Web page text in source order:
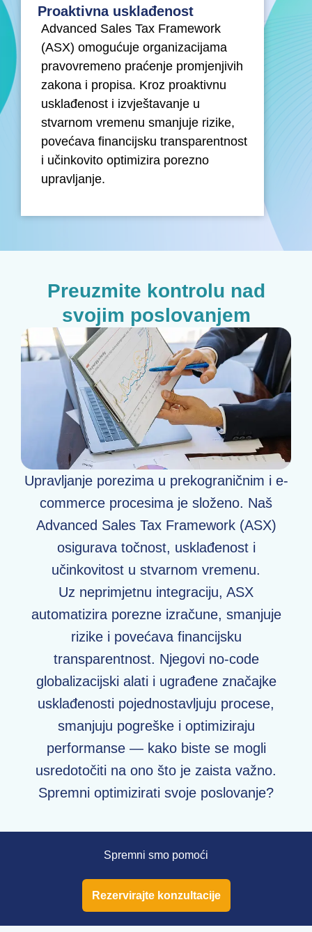
Proaktivna usklađenost
Advanced Sales Tax Framework
(ASX) omogućuje organizacijama
pravovremeno praćenje promjenjivih
zakona i propisa. Kroz proaktivnu
usklađenost i izvještavanje u
stvarnom vremenu smanjuje rizike,
povećava financijsku transparentnost
i učinkovito optimizira porezno
upravljanje.
Preuzmite kontrolu nad
svojim poslovanjem
Upravljanje porezima u prekograničnim i e-
commerce procesima je složeno. Naš
Advanced Sales Tax Framework (ASX)
osigurava točnost, usklađenost i
učinkovitost u stvarnom vremenu.
Uz neprimjetnu integraciju, ASX
automatizira porezne izračune, smanjuje
rizike i povećava financijsku
transparentnost. Njegovi no-code
globalizacijski alati i ugrađene značajke
usklađenosti pojednostavljuju procese,
smanjuju pogreške i optimiziraju
performanse — kako biste se mogli
usredotočiti na ono što je zaista važno.
Spremni optimizirati svoje poslovanje?
Spremni smo pomoći
Rezervirajte konzultacije